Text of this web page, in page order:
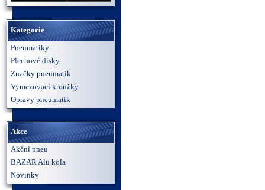
Kategorie
Pneumatiky
Plechové disky
Značky pneumatik
Vymezovací kroužky
Opravy pneumatik
Akce
Akční pneu
BAZAR Alu kola
Novinky